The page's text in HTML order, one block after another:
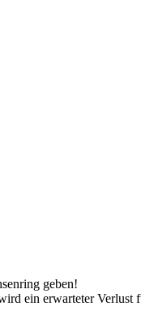
geben!
ein erwarteter